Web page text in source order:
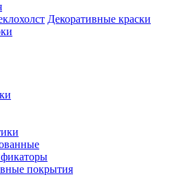
Декоративные краски
покрытия